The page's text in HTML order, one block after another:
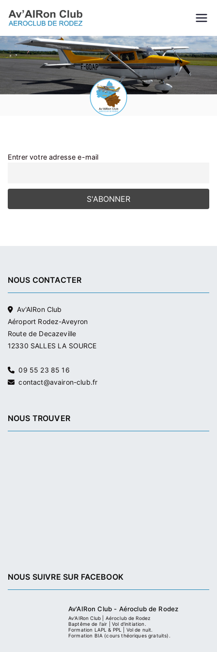
au
contenu
Av'AIRon
Club |
Aéroclub de
Rodez
Entrer votre adresse e-mail
NOUS CONTACTER
Av'AIRon Club
Aéroport Rodez-Aveyron
Route de Decazeville
12330 SALLES LA SOURCE
09 55 23 85 16
contact@avairon-club.fr
NOUS TROUVER
NOUS SUIVRE SUR FACEBOOK
Av'AIRon Club - Aéroclub de Rodez
Av'AIRon Club | Aéroclub de Rodez
Baptême de l'air | Vol d'initiation.
Formation LAPL & PPL | Vol de nuit.
Formation BIA (cours théoriques gratuits).